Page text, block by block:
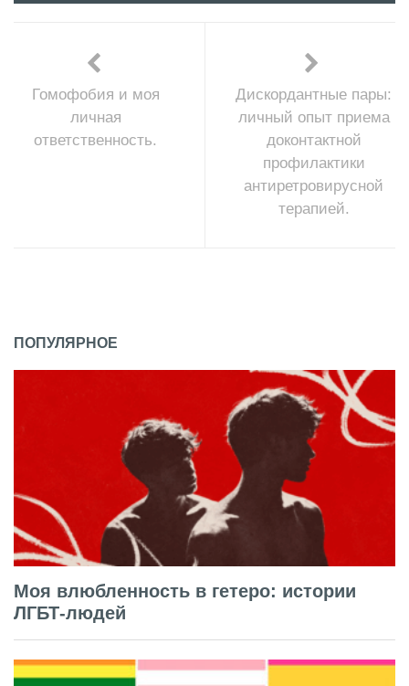
Гомофобия и моя
личная
ответственность.
Дискордантные пары:
личный опыт приема
доконтактной
профилактики
антиретровирусной
терапией.
ПОПУЛЯРНОЕ
Моя влюбленность в гетеро: истории
ЛГБТ-людей